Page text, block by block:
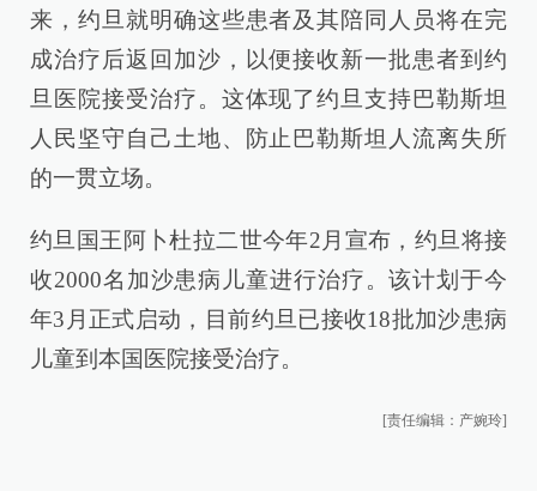
来，约旦就明确这些患者及其陪同人员将在完
成治疗后返回加沙，以便接收新一批患者到约
旦医院接受治疗。这体现了约旦支持巴勒斯坦
人民坚守自己土地、防止巴勒斯坦人流离失所
的一贯立场。
约旦国王阿卜杜拉二世今年2月宣布，约旦将接
收2000名加沙患病儿童进行治疗。该计划于今
年3月正式启动，目前约旦已接收18批加沙患病
儿童到本国医院接受治疗。
[责任编辑：产婉玲]